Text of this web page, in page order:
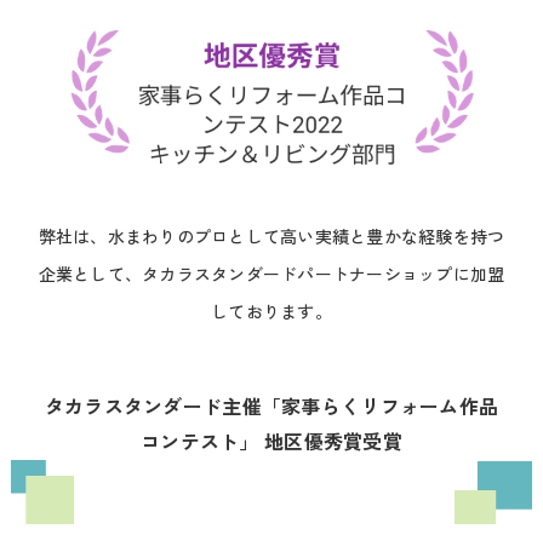
弊社は、水まわりのプロとして高い実績と豊かな経験を持つ
企業として、タカラスタンダードパートナーショップに加盟
しております。
タカラスタンダード主催「家事らくリフォーム作品
コンテスト」 地区優秀賞受賞